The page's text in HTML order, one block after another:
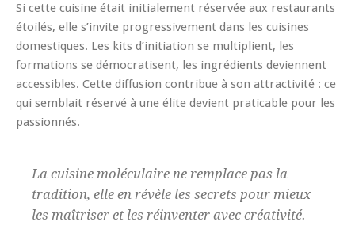
Si cette cuisine était initialement réservée aux restaurants
étoilés, elle s’invite progressivement dans les cuisines
domestiques. Les kits d’initiation se multiplient, les
formations se démocratisent, les ingrédients deviennent
accessibles. Cette diffusion contribue à son attractivité : ce
qui semblait réservé à une élite devient praticable pour les
passionnés.
La cuisine moléculaire ne remplace pas la
tradition, elle en révèle les secrets pour mieux
les maîtriser et les réinventer avec créativité.